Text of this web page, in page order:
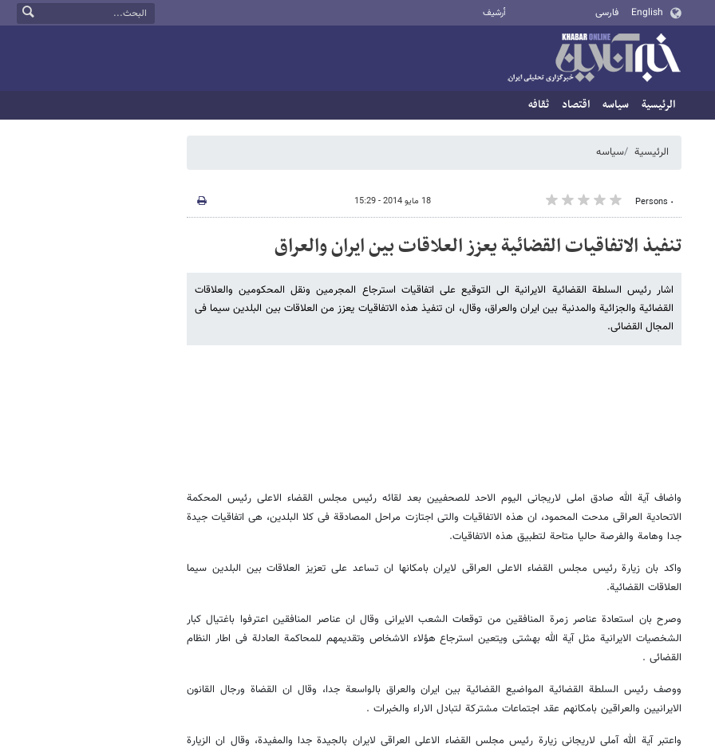
English فارسی أرشيف
الرئيسية سیاسه اقتصاد ثقافه
الرئيسية سیاسه
٠ Persons 18 مايو 2014 - 15:29
تنفیذ الاتفاقیات القضائیة یعزز العلاقات بین ایران والعراق
اشار رئیس السلطة القضائیة الایرانیة الی التوقیع علی اتفاقیات استرجاع المجرمین ونقل المحکومین والعلاقات
القضائیة والجزائیة والمدنیة بین ایران والعراق، وقال، ان تنفیذ هذه الاتفاقیات یعزز من العلاقات بین البلدین سیما فی
المجال القضائی.
واضاف آیة الله صادق املی لاریجانی الیوم الاحد للصحفیین بعد لقائه رئیس مجلس القضاء الاعلی رئیس المحکمة
الاتحادیة العراقی مدحت المحمود، ان هذه الاتفاقیات والتی اجتازت مراحل المصادقة فی کلا البلدین، هی اتفاقیات جیدة
جدا وهامة والفرصة حالیا متاحة لتطبیق هذه الاتفاقیات.
واکد بان زیارة رئیس مجلس القضاء الاعلی العراقی لایران بامکانها ان تساعد علی تعزیز العلاقات بین البلدین سیما
العلاقات القضائیة.
وصرح بان استعادة عناصر زمرة المنافقین من توقعات الشعب الایرانی وقال ان عناصر المنافقین اعترفوا باغتیال کبار
الشخصیات الایرانیة مثل آیة الله بهشتی ویتعین استرجاع هؤلاء الاشخاص وتقدیمهم للمحاکمة العادلة فی اطار النظام
القضائی .
ووصف رئیس السلطة القضائیة المواضیع القضائیة بین ایران والعراق بالواسعة جدا، وقال ان القضاة ورجال القانون
الایرانیین والعراقین بامکانهم عقد اجتماعات مشترکة لتبادل الاراء والخبرات .
واعتبر آیة الله آملی لاریجانی زیارة رئیس مجلس القضاء الاعلی العراقی لایران بالجیدة جدا والمفیدة، وقال ان الزیارة